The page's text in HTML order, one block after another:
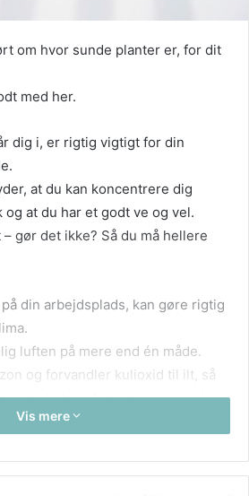
om hvor sunde planter er, for dit
med her.
dig i, er rigtig vigtigt for din
at du kan koncentrere dig
at du har et godt ve og vel.
gør det ikke? Så du må hellere
din arbejdsplads, kan gøre rigtig
luften på mere end én måde.
og forvandler kulioxid til ilt, så
er forbedret og ren hele
Vis mere